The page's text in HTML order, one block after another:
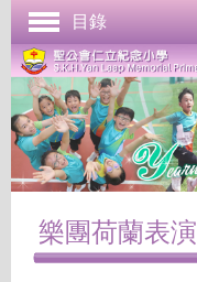
首頁
學校簡介
管理與組織
課程發展
成長支援
學生表現
目錄
樂團荷蘭表演